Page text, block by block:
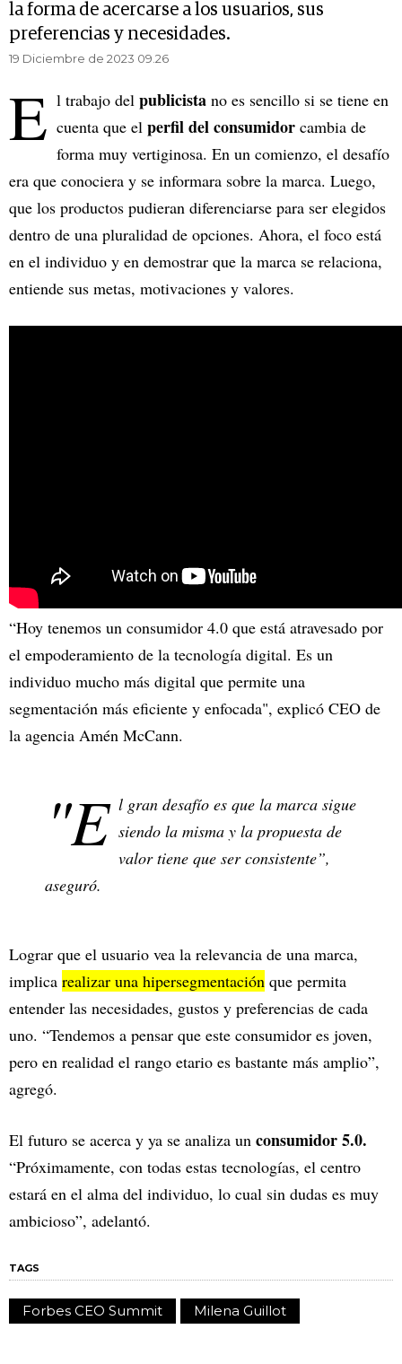
la forma de acercarse a los usuarios, sus
preferencias y necesidades.
19 Diciembre de 2023 09.26
E l trabajo del publicista no es sencillo si se tiene en
cuenta que el perfil del consumidor cambia de
forma muy vertiginosa. En un comienzo, el desafío
era que conociera y se informara sobre la marca. Luego,
que los productos pudieran diferenciarse para ser elegidos
dentro de una pluralidad de opciones. Ahora, el foco está
en el individuo y en demostrar que la marca se relaciona,
entiende sus metas, motivaciones y valores.
“Hoy tenemos un consumidor 4.0 que está atravesado por
el empoderamiento de la tecnología digital. Es un
individuo mucho más digital que permite una
segmentación más eficiente y enfocada", explicó CEO de
la agencia Amén McCann.
"E l gran desafío es que la marca sigue
siendo la misma y la propuesta de
valor tiene que ser consistente”,
aseguró.
Lograr que el usuario vea la relevancia de una marca,
implica realizar una hipersegmentación que permita
entender las necesidades, gustos y preferencias de cada
uno. “Tendemos a pensar que este consumidor es joven,
pero en realidad el rango etario es bastante más amplio”,
agregó.
El futuro se acerca y ya se analiza un consumidor 5.0.
“Próximamente, con todas estas tecnologías, el centro
estará en el alma del individuo, lo cual sin dudas es muy
ambicioso”, adelantó.
TAGS
Forbes CEO Summit Milena Guillot